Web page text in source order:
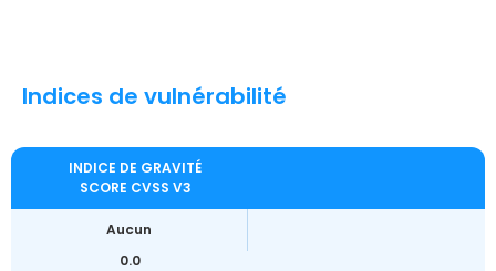
Indices de vulnérabilité
INDICE DE GRAVITÉ
SCORE CVSS V3
Aucun
0.0